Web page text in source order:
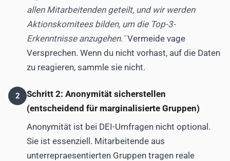
allen Mitarbeitenden geteilt, und wir werden
Aktionskomitees bilden, um die Top-3-
Erkenntnisse anzugehen. Vermeide vage
Versprechen. Wenn du nicht vorhast, auf die Daten
zu reagieren, sammle sie nicht.
2
Schritt 2: Anonymität sicherstellen
(entscheidend für marginalisierte Gruppen)
Anonymität ist bei DEI-Umfragen nicht optional.
Sie ist essenziell. Mitarbeitende aus
unterrepraesentierten Gruppen tragen reale